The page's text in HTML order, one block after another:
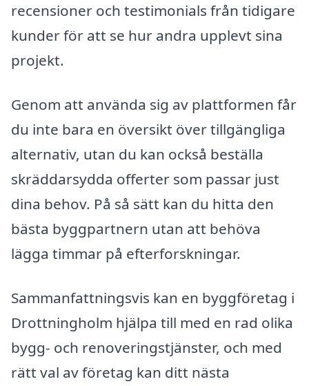
recensioner och testimonials från tidigare
kunder för att se hur andra upplevt sina
projekt.
Genom att använda sig av plattformen får
du inte bara en översikt över tillgängliga
alternativ, utan du kan också beställa
skräddarsydda offerter som passar just
dina behov. På så sätt kan du hitta den
bästa byggpartnern utan att behöva
lägga timmar på efterforskningar.
Sammanfattningsvis kan en byggföretag i
Drottningholm hjälpa till med en rad olika
bygg- och renoveringstjänster, och med
rätt val av företag kan ditt nästa